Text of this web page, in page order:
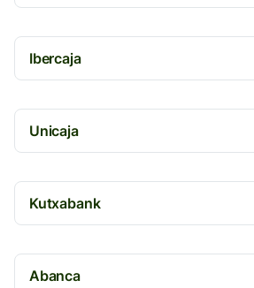
Ibercaja
Unicaja
Kutxabank
Abanca